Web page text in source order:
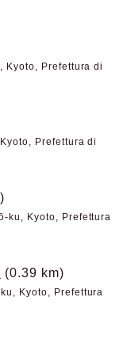
Kyoto, Prefettura di
Prefettura di
ku, Kyoto, Prefettura
(0.39 km)
Kyoto, Prefettura